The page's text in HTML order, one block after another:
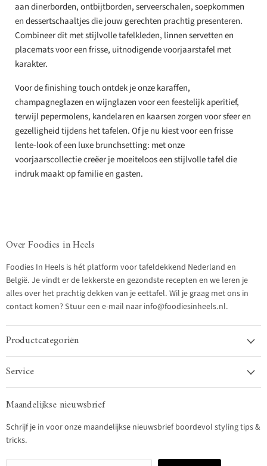
aan dinerborden, ontbijtborden, serveerschalen, soepkommen
en dessertschaaltjes die jouw gerechten prachtig presenteren.
Combineer dit met stijlvolle tafelkleden, linnen servetten en
placemats voor een frisse, uitnodigende voorjaarstafel met
karakter.
Voor de finishing touch ontdek je onze karaffen,
champagneglazen en wijnglazen voor een feestelijk aperitief,
terwijl pepermolens, kandelaren en kaarsen zorgen voor sfeer en
gezelligheid tijdens het tafelen. Of je nu kiest voor een frisse
lente-look of een luxe brunchsetting: met onze
voorjaarscollectie creëer je moeiteloos een stijlvolle tafel die
indruk maakt op familie en gasten.
Over Foodies in Heels
Foodies In Heels is hét platform voor tafeldekkend Nederland en
België. Je vindt er de lekkerste en gezondste recepten en we leren je
alles over het prachtig dekken van je eettafel. Wil je graag met ons in
contact komen? Stuur een e-mail naar info@foodiesinheels.nl.
Productcategoriën
Service
Maandelijkse nieuwsbrief
Schrijf je in voor onze maandelijkse nieuwsbrief boordevol styling tips &
tricks.